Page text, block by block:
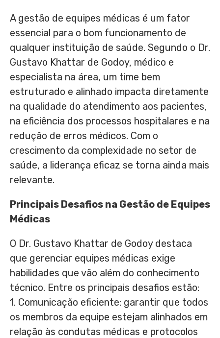
A gestão de equipes médicas é um fator
essencial para o bom funcionamento de
qualquer instituição de saúde. Segundo o Dr.
Gustavo Khattar de Godoy, médico e
especialista na área, um time bem
estruturado e alinhado impacta diretamente
na qualidade do atendimento aos pacientes,
na eficiência dos processos hospitalares e na
redução de erros médicos. Com o
crescimento da complexidade no setor de
saúde, a liderança eficaz se torna ainda mais
relevante.
Principais Desafios na Gestão de Equipes
Médicas
O Dr. Gustavo Khattar de Godoy destaca
que gerenciar equipes médicas exige
habilidades que vão além do conhecimento
técnico. Entre os principais desafios estão:
1. Comunicação eficiente: garantir que todos
os membros da equipe estejam alinhados em
relação às condutas médicas e protocolos